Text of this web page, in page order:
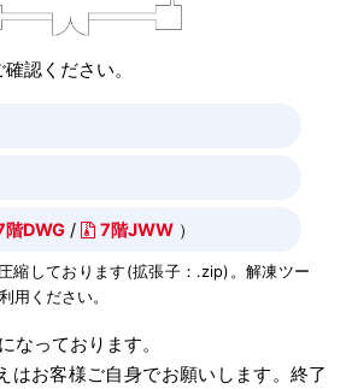
認ください。
階DWG/ 7階JWW）
縮しております(拡張子：.zip)。解凍ツー
用ください。
なっております。
はお客様ご自身でお願いします。終了